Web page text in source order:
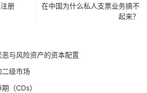
册
在中国为什么私人支票业务搞不
起来？
恶与风险资产的资本配置
二级市场
（CDs）